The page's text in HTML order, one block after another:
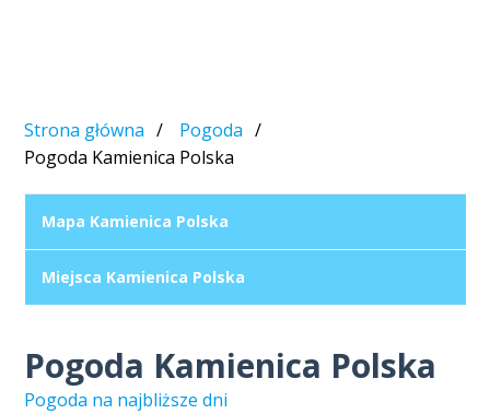
Strona główna
Pogoda
Pogoda Kamienica Polska
Mapa Kamienica Polska
Miejsca Kamienica Polska
Pogoda Kamienica Polska
Pogoda na najbliższe dni